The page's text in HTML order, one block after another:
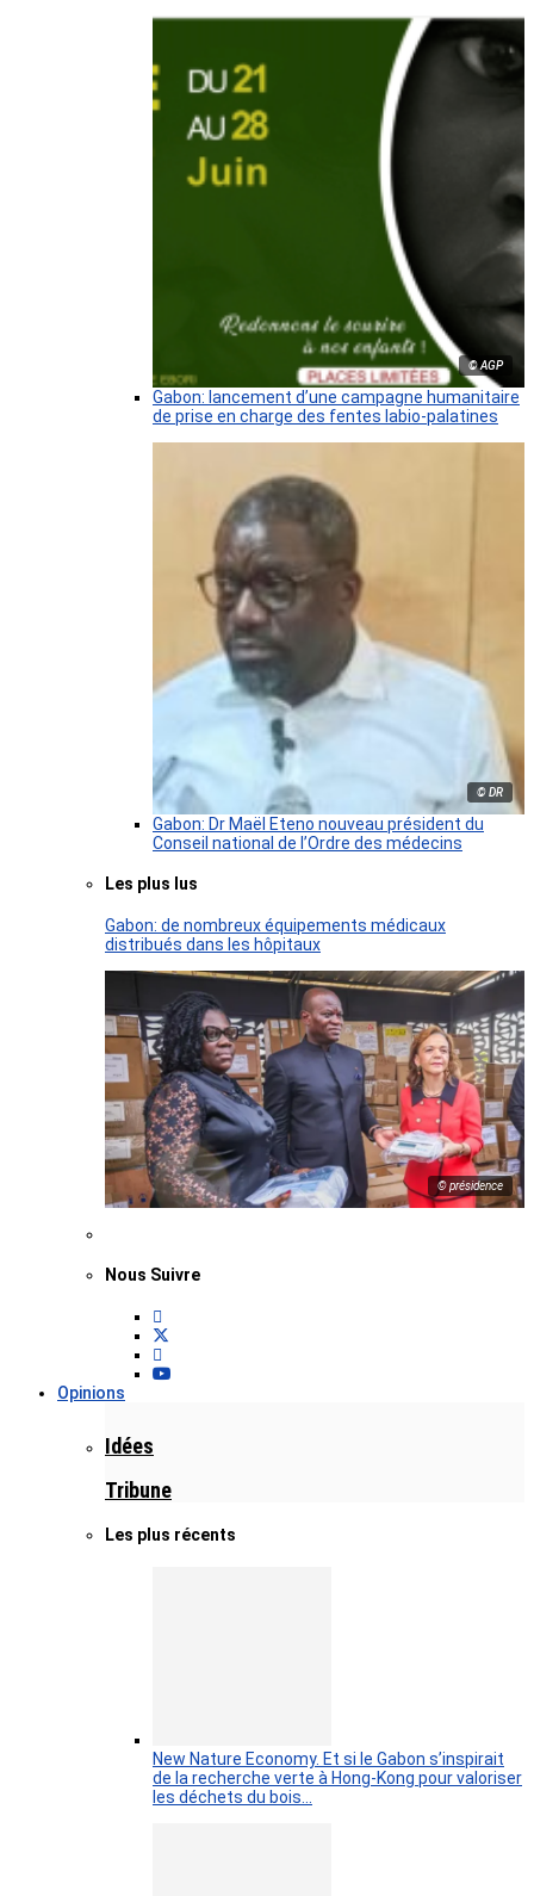
© AGP
Gabon: lancement d’une campagne humanitaire
de prise en charge des fentes labio-palatines
© DR
Gabon: Dr Maël Eteno nouveau président du
Conseil national de l’Ordre des médecins
Les plus lus
Gabon: de nombreux équipements médicaux
distribués dans les hôpitaux
© présidence
Nous Suivre
Opinions
Idées
Tribune
Les plus récents
New Nature Economy. Et si le Gabon s’inspirait
de la recherche verte à Hong-Kong pour valoriser
les déchets du bois…